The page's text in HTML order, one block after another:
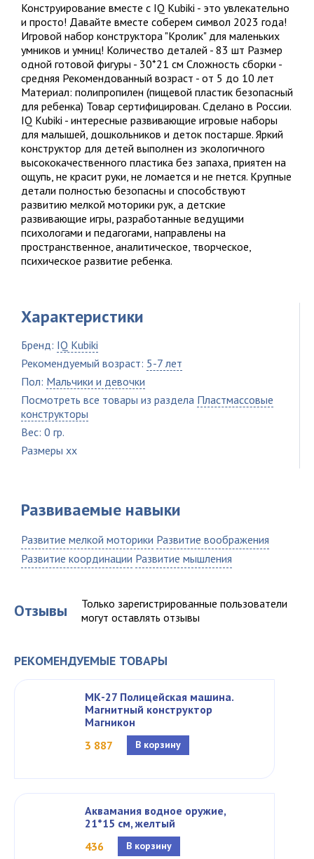
Конструирование вместе с IQ Kubiki - это увлекательно
и просто! Давайте вместе соберем символ 2023 года!
Игровой набор конструктора "Кролик" для маленьких
умников и умниц! Количество деталей - 83 шт Размер
одной готовой фигуры - 30*21 см Сложность сборки -
средняя Рекомендованный возраст - от 5 до 10 лет
Материал: полипропилен (пищевой пластик безопасный
для ребенка) Товар сертифицирован. Сделано в России.
IQ Kubiki - интересные развивающие игровые наборы
для малышей, дошкольников и деток постарше. Яркий
конструктор для детей выполнен из экологичного
высококачественного пластика без запаха, приятен на
ощупь, не красит руки, не ломается и не гнется. Крупные
детали полностью безопасны и способствуют
развитию мелкой моторики рук, а детские
развивающие игры, разработанные ведущими
психологами и педагогами, направлены на
пространственное, аналитическое, творческое,
психическое развитие ребенка.
Характеристики
Бренд: IQ Kubiki
Рекомендуемый возраст: 5-7 лет
Пол: Мальчики и девочки
Посмотреть все товары из раздела Пластмассовые
конструкторы
Вес: 0 гр.
Размеры xx
Развиваемые навыки
Развитие мелкой моторики Развитие воображения
Развитие координации Развитие мышления
Отзывы
Только зарегистрированные пользователи
могут оставлять отзывы
РЕКОМЕНДУЕМЫЕ ТОВАРЫ
МК-27 Полицейская машина.
Магнитный конструктор
Магникон
3 887
В корзину
Аквамания водное оружие,
21*15 см, желтый
436
В корзину